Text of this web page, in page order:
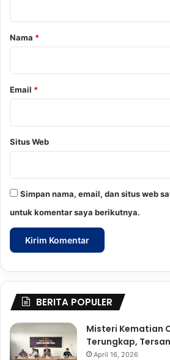
g
r
Nama *
Email *
Situs Web
Simpan nama, email, dan situs web
untuk komentar saya berikutnya.
BERITA POPULER
Misteri Kematian
Terungkap,
April 16, 2026